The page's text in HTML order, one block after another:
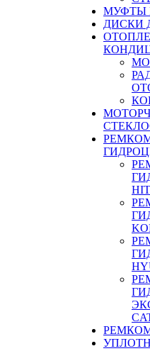
МУФТЫ
ДИСКИ